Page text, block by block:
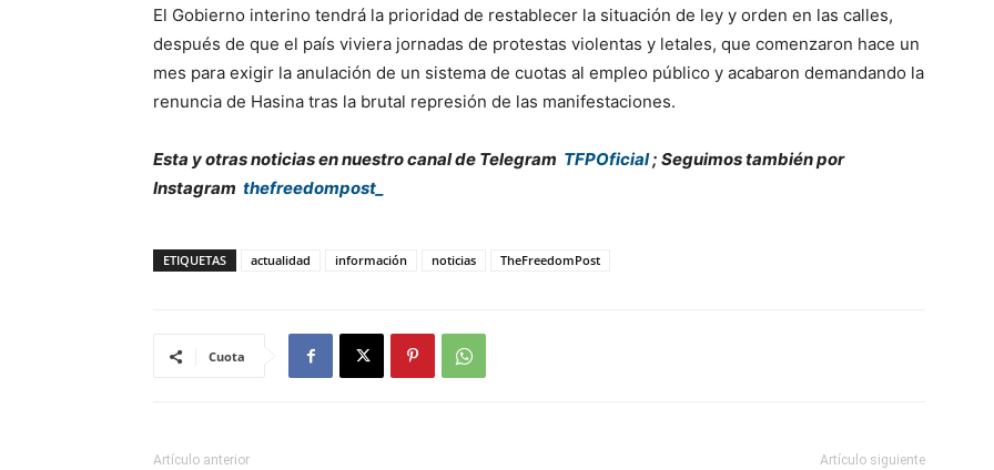
El Gobierno interino tendrá la prioridad de restablecer la situación de ley y orden en las calles,
después de que el país viviera jornadas de protestas violentas y letales, que comenzaron hace un
mes para exigir la anulación de un sistema de cuotas al empleo público y acabaron demandando la
renuncia de Hasina tras la brutal represión de las manifestaciones.
Esta y otras noticias en nuestro canal de Telegram TFPOficial; Seguimos también por
Instagram thefreedompost_
ETIQUETAS actualidad información noticias TheFreedomPost
Cuota
Artículo anterior Artículo siguiente